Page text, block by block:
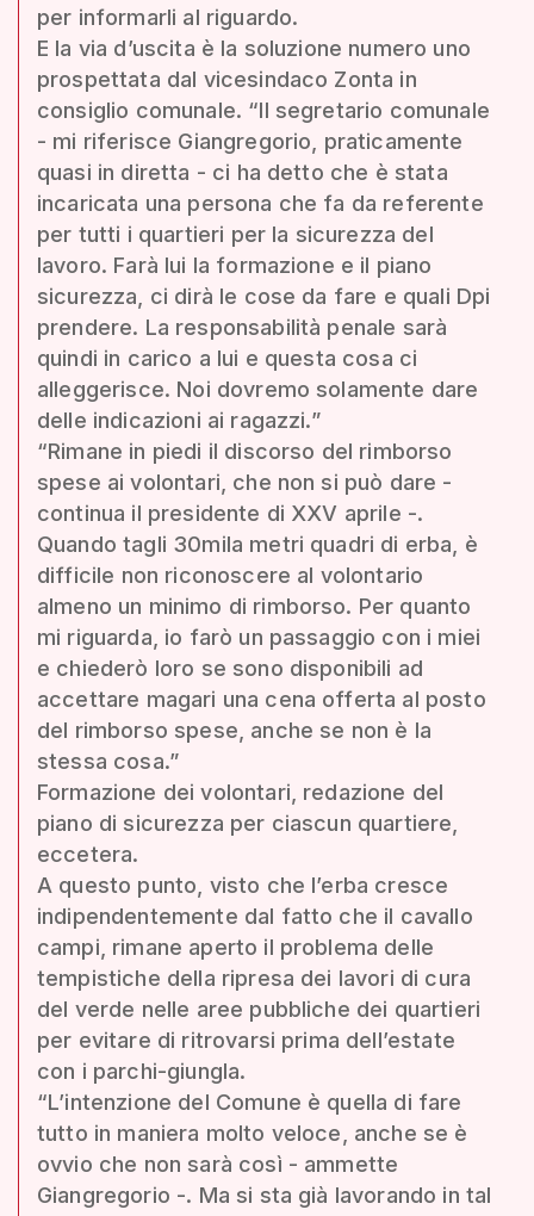
per informarli al riguardo.
E la via d’uscita è la soluzione numero uno
prospettata dal vicesindaco Zonta in
consiglio comunale. “Il segretario comunale
- mi riferisce Giangregorio, praticamente
quasi in diretta - ci ha detto che è stata
incaricata una persona che fa da referente
per tutti i quartieri per la sicurezza del
lavoro. Farà lui la formazione e il piano
sicurezza, ci dirà le cose da fare e quali Dpi
prendere. La responsabilità penale sarà
quindi in carico a lui e questa cosa ci
alleggerisce. Noi dovremo solamente dare
delle indicazioni ai ragazzi.”
“Rimane in piedi il discorso del rimborso
spese ai volontari, che non si può dare -
continua il presidente di XXV aprile -.
Quando tagli 30mila metri quadri di erba, è
difficile non riconoscere al volontario
almeno un minimo di rimborso. Per quanto
mi riguarda, io farò un passaggio con i miei
e chiederò loro se sono disponibili ad
accettare magari una cena offerta al posto
del rimborso spese, anche se non è la
stessa cosa.”
Formazione dei volontari, redazione del
piano di sicurezza per ciascun quartiere,
eccetera.
A questo punto, visto che l’erba cresce
indipendentemente dal fatto che il cavallo
campi, rimane aperto il problema delle
tempistiche della ripresa dei lavori di cura
del verde nelle aree pubbliche dei quartieri
per evitare di ritrovarsi prima dell’estate
con i parchi-giungla.
“L’intenzione del Comune è quella di fare
tutto in maniera molto veloce, anche se è
ovvio che non sarà così - ammette
Giangregorio -. Ma si sta già lavorando in tal